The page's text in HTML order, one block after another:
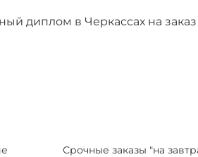
диплом в Черкассах на
Срочные заказы "на